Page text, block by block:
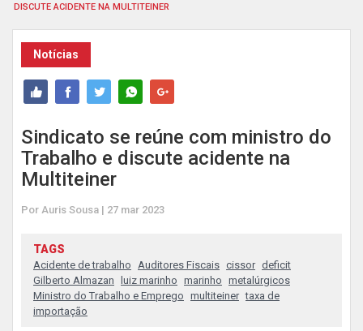
DISCUTE ACIDENTE NA MULTITEINER
Notícias
Sindicato se reúne com ministro do
Trabalho e discute acidente na
Multiteiner
Por Auris Sousa | 27 mar 2023
TAGS
Acidente de trabalho Auditores Fiscais cissor deficit
Gilberto Almazan
luiz marinho marinho metalúrgicos
Ministro do Trabalho e Emprego multiteiner taxa de
importação